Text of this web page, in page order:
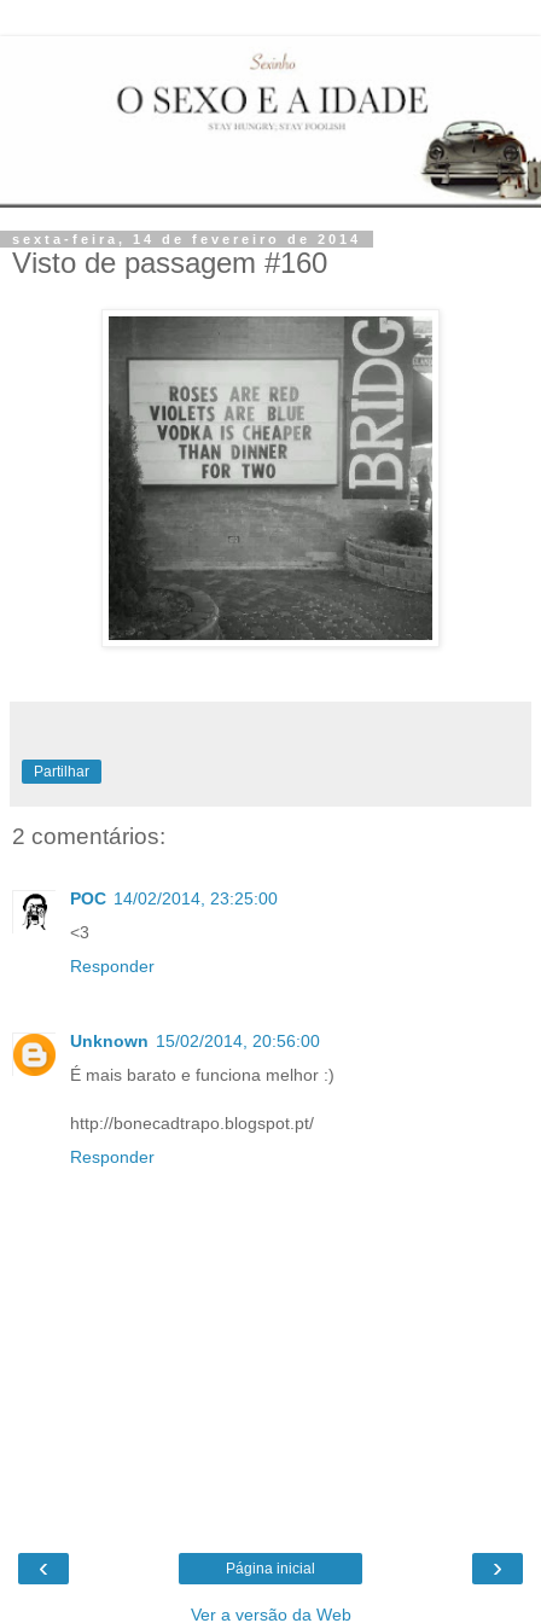
sexta-feira, 14 de fevereiro de 2014
Visto de passagem #160
Partilhar
2 comentários:
POC 14/02/2014, 23:25:00
<3
Responder
Unknown 15/02/2014, 20:56:00
É mais barato e funciona melhor :)
http://bonecadtrapo.blogspot.pt/
Responder
‹ ›
Página inicial
Ver a versão da Web